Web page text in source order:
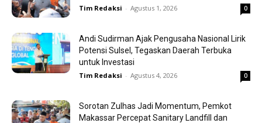
Tim Redaksi - Agustus 1, 2026 0
Andi Sudirman Ajak Pengusaha Nasional Lirik
Potensi Sulsel, Tegaskan Daerah Terbuka
untuk Investasi
Tim Redaksi - Agustus 4, 2026 0
Sorotan Zulhas Jadi Momentum, Pemkot
Makassar Percepat Sanitary Landfill dan